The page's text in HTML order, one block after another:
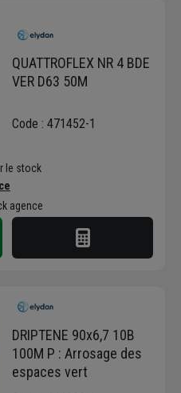
QUATTROFLEX NR 4 BDE
VER D63 50M
Code : 471452-1
le stock
agence
DRIPTENE 90x6,7 10B
100M P : Arrosage des
espaces vert